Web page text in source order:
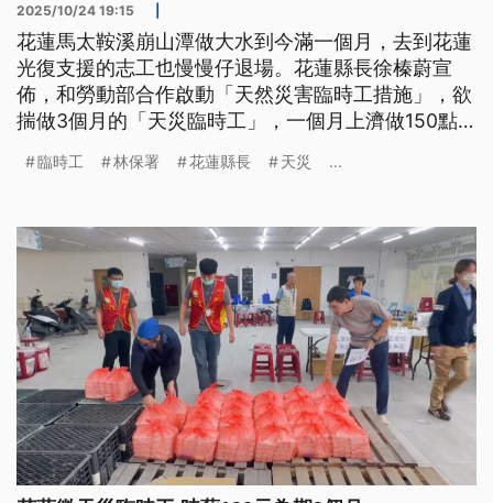
2025/10/24 19:15
花蓮馬太鞍溪崩山潭做大水到今滿一個月，去到花蓮
光復支援的志工也慢慢仔退場。花蓮縣長徐榛蔚宣
佈，和勞動部合作啟動「天然災害臨時工措施」，欲
揣做3個月的「天災臨時工」，一個月上濟做150點
境清理和搬物資。（新聞標題、導言為台語文）
臨時工 林保署 花蓮縣長 天災 ...